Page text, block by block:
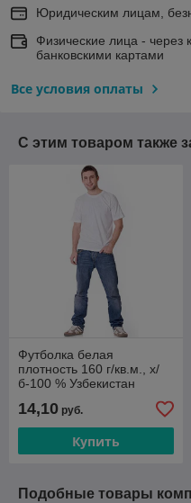
Юридическим лицам,
Физические лица - через
банковскими картами
Все условия оплаты
С этим товаром также
Футболка белая
плотность 160 г/кв.м., х/
б-100 % Узбекистан
14,10 руб.
Купить
Подобные товары